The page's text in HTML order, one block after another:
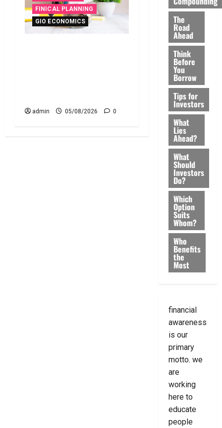
FINICAL PLANNING
GIO ECONOMICS
admin 05/08/2026 0
The
Road
Ahead
Think
Before
You
Borrow
Tips for
Investors
What
Lies
Ahead?
What
Should
Investors
Do?
Which
Option
Suits
Whom?
Who
Benefits
the
Most
financial
awareness
is our
primary
motto. we
are
working
here to
educate
people